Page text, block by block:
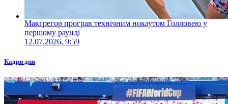
Макгрегор програв технічним нокаутом Голловею у
першому раунді
12.07.2026, 9:59
Кадри дня